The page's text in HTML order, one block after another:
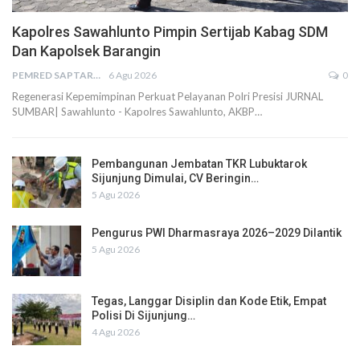
Kapolres Sawahlunto Pimpin Sertijab Kabag SDM
Dan Kapolsek Barangin
PEMRED SAPTARIUS 6 Agu 2026 0
Regenerasi Kepemimpinan Perkuat Pelayanan Polri Presisi JURNAL
SUMBAR| Sawahlunto - Kapolres Sawahlunto, AKBP…
Pembangunan Jembatan TKR Lubuktarok
Sijunjung Dimulai, CV Beringin…
5 Agu 2026
Pengurus PWI Dharmasraya 2026–2029 Dilantik
5 Agu 2026
Tegas, Langgar Disiplin dan Kode Etik, Empat
Polisi Di Sijunjung…
4 Agu 2026